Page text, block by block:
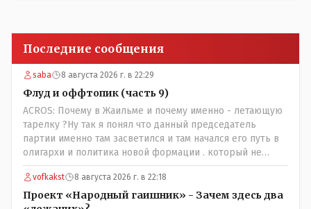
Последние сообщения
saba 8 августа 2026 г. в 22:29
Флуд и оффтопик (часть 9)
ACROS: Почему в Жаильме и почему именно - летающую
тарелку ?Ну так я понял что данный председатель
партии именно там засветился и там начался его путь в
олигархи и политика новой формации . который не
стесняется указать президенту на необходимость
скорого ухода! А летающая тарелка, потому что ещё не
было в истории независимого Казахстана депутата
vofkakst 8 августа 2026 г. в 22:18
Проект «Народный гаишник» - Зачем здесь два